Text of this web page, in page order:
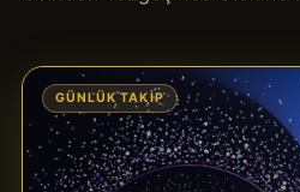
GÜNLÜK TAKIP